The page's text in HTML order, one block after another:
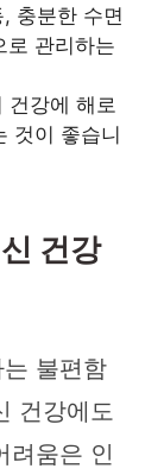
충분한 수면
로 관리하는
건강에 해로
것이 좋습니
건강
불편함
건강에도
려움은 인